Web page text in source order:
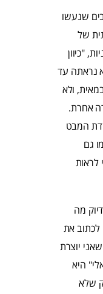
שנעשו
של
"כיוון
נראתה עד
ולא
אחרת.
המבט
גם
לראות
מה
לכתוב את
יוצרת
היא
שלא